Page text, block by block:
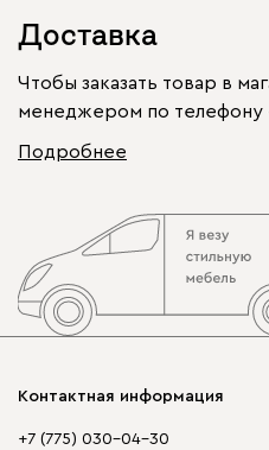
Доставка
Чтобы заказать товар в
менеджером по телефону
Подробнее
Контактная информация
+7 (775) 030-04-30